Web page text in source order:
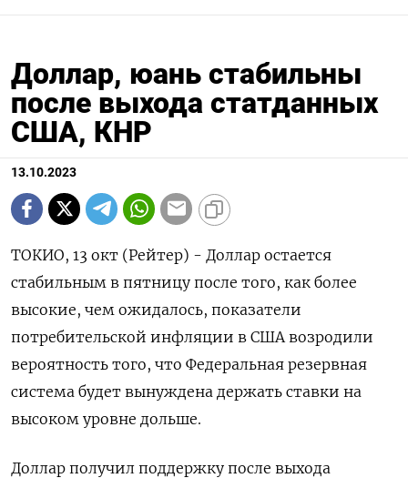
Доллар, юань стабильны
после выхода статданных
США, КНР
13.10.2023
ТОКИО, 13 окт (Рейтер) - Доллар остается
стабильным в пятницу после того, как более
высокие, чем ожидалось, показатели
потребительской инфляции в США возродили
вероятность того, что Федеральная резервная
система будет вынуждена держать ставки на
высоком уровне дольше.
Доллар получил поддержку после выхода